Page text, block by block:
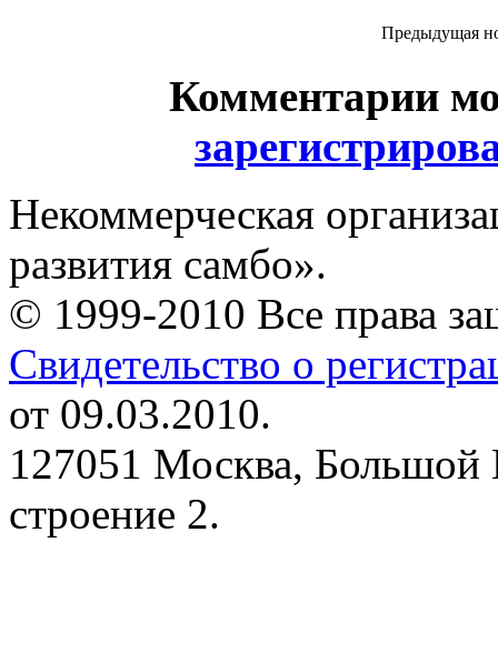
Предыдущая
Комментарии
Некоммерческая
развития самбо».
© 1999-2010 Все права
Свидетельство о
от 09.03.2010.
127051 Москва, Большой
строение 2.